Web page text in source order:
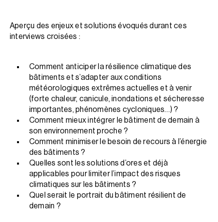
Aperçu des enjeux et solutions évoqués durant ces
interviews croisées :
Comment anticiper la résilience climatique des
bâtiments et s’adapter aux conditions
météorologiques extrêmes actuelles et à venir
(forte chaleur, canicule, inondations et sécheresse
importantes, phénomènes cycloniques…) ?
Comment mieux intégrer le bâtiment de demain à
son environnement proche ?
Comment minimiser le besoin de recours à l’énergie
des bâtiments ?
Quelles sont les solutions d’ores et déjà
applicables pour limiter l’impact des risques
climatiques sur les bâtiments ?
Quel serait le portrait du bâtiment résilient de
demain ?